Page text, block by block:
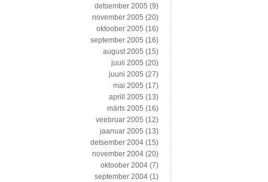
detsember 2005 (9)
november 2005 (20)
oktoober 2005 (16)
september 2005 (16)
august 2005 (15)
juuli 2005 (20)
juuni 2005 (27)
mai 2005 (17)
aprill 2005 (13)
märts 2005 (16)
veebruar 2005 (12)
jaanuar 2005 (13)
detsember 2004 (15)
november 2004 (20)
oktoober 2004 (7)
september 2004 (1)